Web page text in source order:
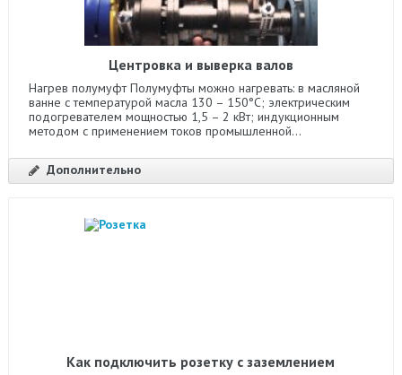
Центровка и выверка валов
Нагрев полумуфт Полумуфты можно нагревать: в масляной
ванне с температурой масла 130 – 150°С; электрическим
подогревателем мощностью 1,5 – 2 кВт; индукционным
методом с применением токов промышленной...
Дополнительно
Как подключить розетку с заземлением